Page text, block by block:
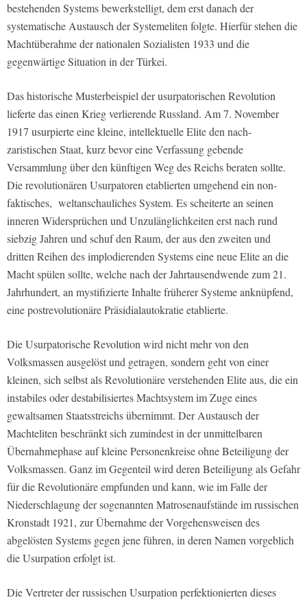
bestehenden Systems bewerkstelligt, dem erst danach der
systematische Austausch der Systemeliten folgte. Hierfür stehen die
Machtüberahme der nationalen Sozialisten 1933 und die
gegenwärtige Situation in der Türkei.
Das historische Musterbeispiel der usurpatorischen Revolution
lieferte das einen Krieg verlierende Russland. Am 7. November
1917 usurpierte eine kleine, intellektuelle Elite den nach-
zaristischen Staat, kurz bevor eine Verfassung gebende
Versammlung über den künftigen Weg des Reichs beraten sollte.
Die revolutionären Usurpatoren etablierten umgehend ein non-
faktisches, weltanschauliches System. Es scheiterte an seinen
inneren Widersprüchen und Unzulänglichkeiten erst nach rund
siebzig Jahren und schuf den Raum, der aus den zweiten und
dritten Reihen des implodierenden Systems eine neue Elite an die
Macht spülen sollte, welche nach der Jahrtausendwende zum 21.
Jahrhundert, an mystifizierte Inhalte früherer Systeme anknüpfend,
eine postrevolutionäre Präsidialautokratie etablierte.
Die Usurpatorische Revolution wird nicht mehr von den
Volksmassen ausgelöst und getragen, sondern geht von einer
kleinen, sich selbst als Revolutionäre verstehenden Elite aus, die ein
instabiles oder destabilisiertes Machtsystem im Zuge eines
gewaltsamen Staatsstreichs übernimmt. Der Austausch der
Machteliten beschränkt sich zumindest in der unmittelbaren
Übernahmephase auf kleine Personenkreise ohne Beteiligung der
Volksmassen. Ganz im Gegenteil wird deren Beteiligung als Gefahr
für die Revolutionäre empfunden und kann, wie im Falle der
Niederschlagung der sogenannten Matrosenaufstände im russischen
Kronstadt 1921, zur Übernahme der Vorgehensweisen des
abgelösten Systems gegen jene führen, in deren Namen vorgeblich
die Usurpation erfolgt ist.
Die Vertreter der russischen Usurpation perfektionierten dieses